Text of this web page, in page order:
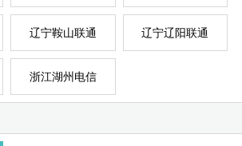
辽宁鞍山联通 辽宁辽阳联通
浙江湖州电信